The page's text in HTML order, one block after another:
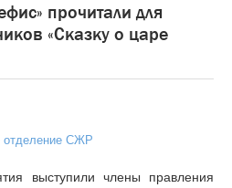
прочитали для
«Сказку о царе
отделение СЖР
выступили члены правления